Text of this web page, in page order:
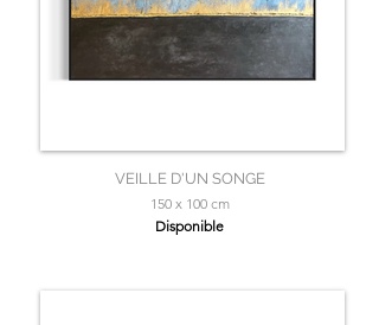
VEILLE D'UN SONGE
150 x 100 cm
Disponible